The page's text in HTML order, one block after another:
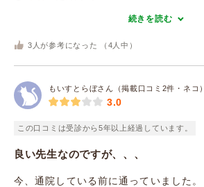
続きを読む
3 人が参考になった （ 4 人中）
もいすとらぼさん（掲載口コミ2件・ネコ）
3.0
この口コミは受診から5年以上経過しています。
良い先生なのですが、、、
今、通院している前に通っていました。